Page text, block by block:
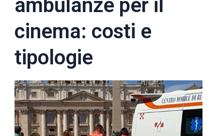
ambulanze per il
cinema: costi e
tipologie